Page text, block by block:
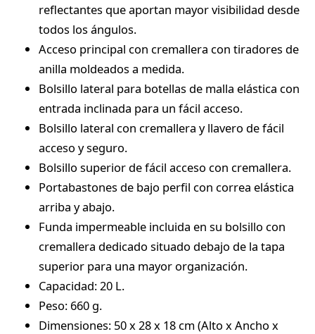
reflectantes que aportan mayor visibilidad desde
todos los ángulos.
Acceso principal con cremallera con tiradores de
anilla moldeados a medida.
Bolsillo lateral para botellas de malla elástica con
entrada inclinada para un fácil acceso.
Bolsillo lateral con cremallera y llavero de fácil
acceso y seguro.
Bolsillo superior de fácil acceso con cremallera.
Portabastones de bajo perfil con correa elástica
arriba y abajo.
Funda impermeable incluida en su bolsillo con
cremallera dedicado situado debajo de la tapa
superior para una mayor organización.
Capacidad: 20 L.
Peso: 660 g.
Dimensiones: 50 x 28 x 18 cm (Alto x Ancho x